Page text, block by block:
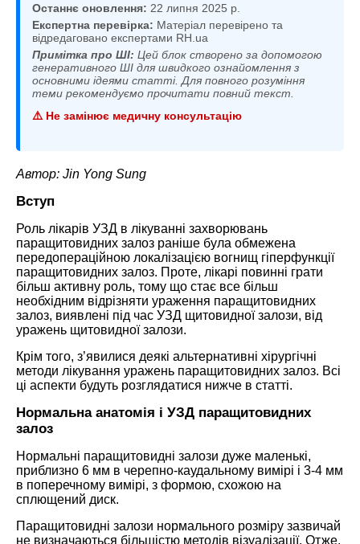
Останнє оновлення: 22 липня 2025 р.
Експертна перевірка: Матеріал перевірено та
відредаговано експертами RH.ua
Примітка про ШІ: Цей блок створено за допомогою
генеративного ШІ для швидкого ознайомлення з
основними ідеями статті. Для повного розуміння
теми рекомендуємо прочитати повний текст.
⚠️ Не замінює медичну консультацію
Автор: Jin Yong Sung
Вступ
Роль лікарів УЗД в лікуванні захворювань
паращитовидних залоз раніше була обмежена
передопераційною локалізацією вогнищ гіперфункції
паращитовидних залоз. Проте, лікарі повинні грати
більш активну роль, тому що стає все більш
необхідним відрізняти ураження паращитовидних
залоз, виявлені під час УЗД щитовидної залози, від
уражень щитовидної залози.
Крім того, з’явилися деякі альтернативні хірургічні
методи лікування уражень паращитовидних залоз. Всі
ці аспекти будуть розглядатися нижче в статті.
Нормальна анатомія і УЗД паращитовидних
залоз
Нормальні паращитовидні залози дуже маленькі,
приблизно 6 мм в черепно-каудальному вимірі і 3-4 мм
в поперечному вимірі, з формою, схожою на
сплющений диск.
Паращитовидні залози нормального розміру зазвичай
не визначаються більшістю методів візуалізації. Отже,